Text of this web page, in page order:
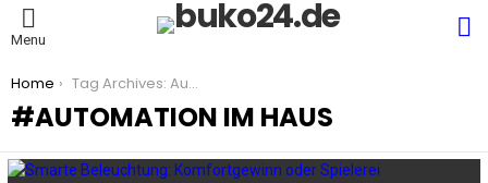
Menu
You are here:
Home Tag Archives: Automation im Haus
AUTOMATION IM HAUS